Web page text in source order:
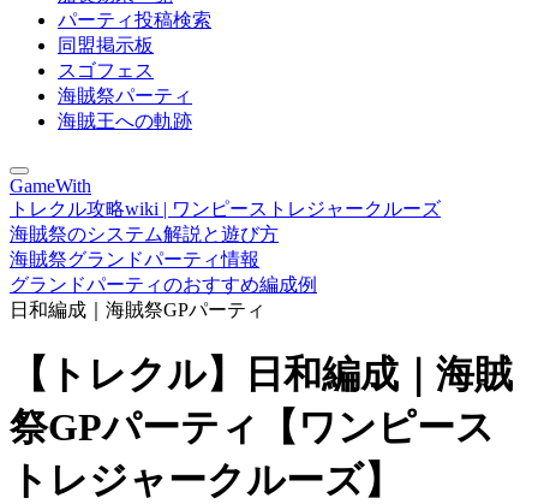
パーティ投稿検索
同盟掲示板
スゴフェス
海賊祭パーティ
海賊王への軌跡
GameWith
トレクル攻略wiki | ワンピーストレジャークルーズ
海賊祭のシステム解説と遊び方
海賊祭グランドパーティ情報
グランドパーティのおすすめ編成例
日和編成｜海賊祭GPパーティ
【トレクル】日和編成｜海賊
祭GPパーティ【ワンピース
トレジャークルーズ】